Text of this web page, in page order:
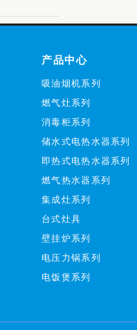
产品中心
吸油烟机系列
燃气灶系列
消毒柜系列
储水式电热水器系列
即热式电热水器系列
燃气热水器系列
集成灶系列
台式灶具
壁挂炉系列
电压力锅系列
电饭煲系列